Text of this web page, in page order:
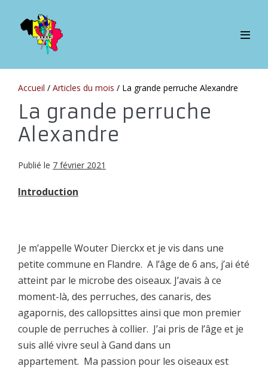
contenu
Accueil / Articles du mois / La grande perruche Alexandre
La grande perruche
Alexandre
Publié le 7 février 2021
Introduction
Je m’appelle Wouter Dierckx et je vis dans une
petite commune en Flandre. A l’âge de 6 ans, j’ai été
atteint par le microbe des oiseaux. J’avais à ce
moment-là, des perruches, des canaris, des
agapornis, des callopsittes ainsi que mon premier
couple de perruches à collier. J’ai pris de l’âge et je
suis allé vivre seul à Gand dans un
appartement. Ma passion pour les oiseaux est